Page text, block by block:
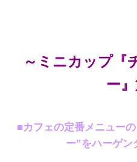
～ミニカップ『
ー
■カフェの定番メニュー
ー”をハーゲン